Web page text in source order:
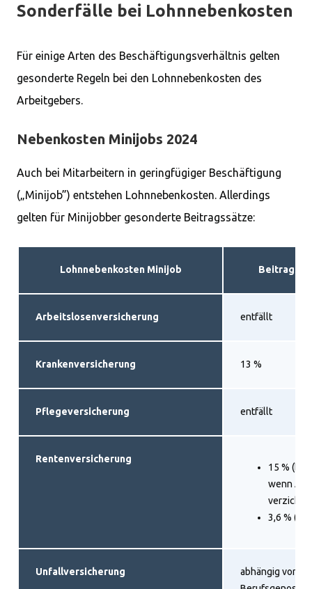
Sonderfälle bei Lohnnebenkosten
Für einige Arten des Beschäftigungsverhältnis gelten
gesonderte Regeln bei den Lohnnebenkosten des
Arbeitgebers.
Nebenkosten Minijobs 2024
Auch bei Mitarbeitern in geringfügiger Beschäftigung
(„Minijob”) entstehen Lohnnebenkosten. Allerdings
gelten für Minijobber gesonderte Beitragssätze:
Lohnnebenkosten Minijob
Arbeitslosenversicherung entfällt
Krankenversicherung 13 %
Pflegeversicherung entfällt
Rentenversicherung
15 %
wenn
3,6 %
Unfallversicherung
abhängig von